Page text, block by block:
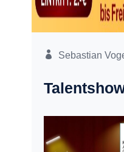
Sebastian